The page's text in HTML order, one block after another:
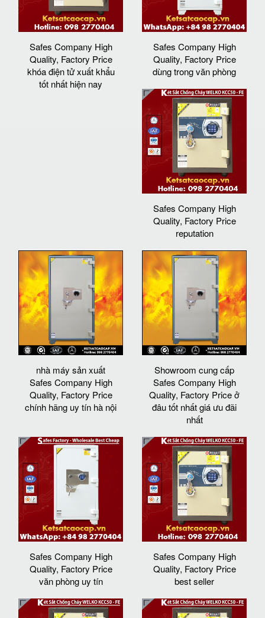
Safes Company High
Quality, Factory Price
khóa điện tử xuất khẩu
tốt nhất hiện nay
Safes Company High
Quality, Factory Price
dùng trong văn phòng
Safes Company High
Quality, Factory Price
reputation
nhà máy sản xuất
Safes Company High
Quality, Factory Price
chính hãng uy tín hà nội
Showroom cung cấp
Safes Company High
Quality, Factory Price ở
đâu tốt nhất giá ưu đãi
nhất
Safes Company High
Quality, Factory Price
văn phòng uy tín
Safes Company High
Quality, Factory Price
best seller